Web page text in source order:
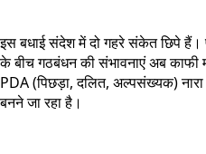
इस बधाई संदेश में दो गहरे संकेत छिपे
के बीच गठबंधन की संभावनाएं अब काफी
PDA (पिछड़ा, दलित, अल्पसंख्यक)
बनने जा रहा है।